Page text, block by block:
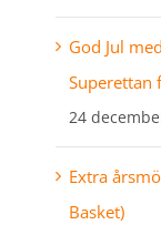
God Jul
24
Extra
Basket)